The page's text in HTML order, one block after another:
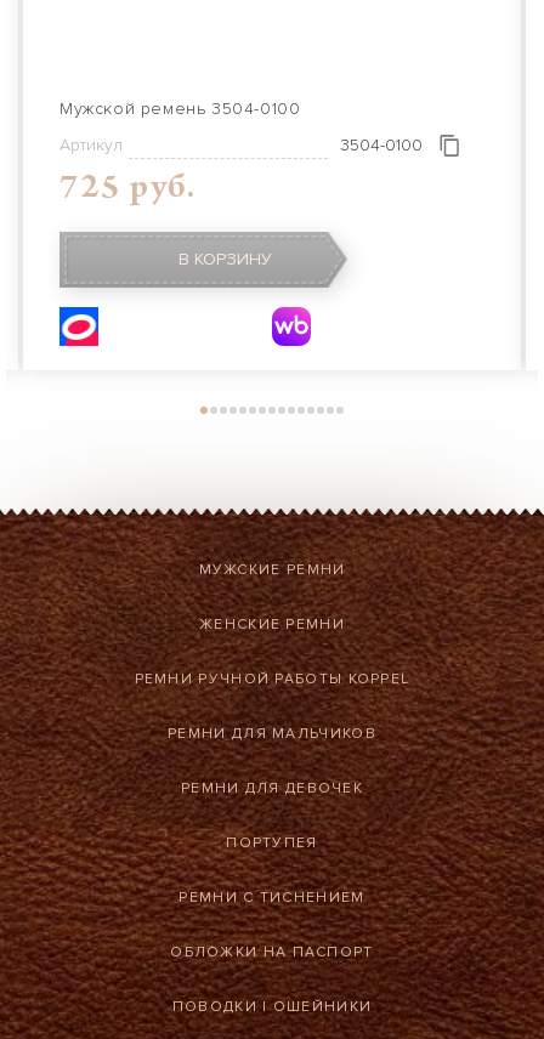
Мужской ремень 3504-0100
Артикул
3504-0100
725 руб.
В КОРЗИНУ
МУЖСКИЕ РЕМНИ
ЖЕНСКИЕ РЕМНИ
РЕМНИ РУЧНОЙ РАБОТЫ KOPPEL
РЕМНИ ДЛЯ МАЛЬЧИКОВ
РЕМНИ ДЛЯ ДЕВОЧЕК
ПОРТУПЕЯ
РЕМНИ С ТИСНЕНИЕМ
ОБЛОЖКИ НА ПАСПОРТ
ПОВОДКИ |ОШЕЙНИКИ